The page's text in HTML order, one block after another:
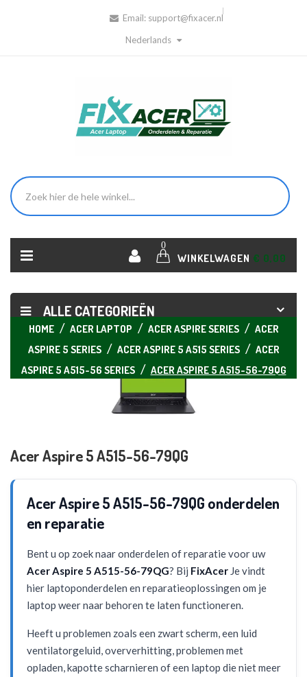
Email: support@fixacer.nl
Nederlands
0
WINKELWAGEN € 0,00
ALLE CATEGORIEËN
HOME ACER LAPTOP ACER ASPIRE SERIES
ACER
ASPIRE 5 SERIES
ACER ASPIRE 5 A515 SERIES
ACER
ASPIRE 5 A515-56 SERIES
ACER ASPIRE 5 A515-56-79QG
Acer Aspire 5 A515-56-79QG
Acer Aspire 5 A515-56-79QG onderdelen
en reparatie
Bent u op zoek naar onderdelen of reparatie voor uw
Acer Aspire 5 A515-56-79QG? Bij FixAcer Je vindt
hier laptoponderdelen en reparatieoplossingen om je
laptop weer naar behoren te laten functioneren.
Heeft u problemen zoals een zwart scherm, een luid
ventilatorgeluid, oververhitting, problemen met
opladen, kapotte scharnieren of een laptop die niet meer